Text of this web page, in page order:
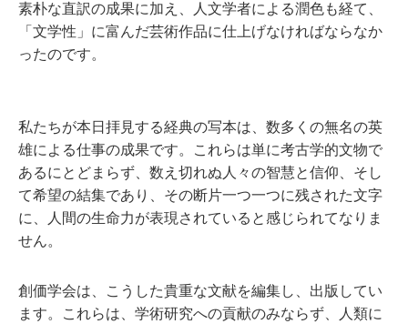
素朴な直訳の成果に加え、人文学者による潤色も経て、
「文学性」に富んだ芸術作品に仕上げなければならなか
ったのです。
私たちが本日拝見する経典の写本は、数多くの無名の英
雄による仕事の成果です。これらは単に考古学的文物で
あるにとどまらず、数え切れぬ人々の智慧と信仰、そし
て希望の結集であり、その断片一つ一つに残された文字
に、人間の生命力が表現されていると感じられてなりま
せん。
創価学会は、こうした貴重な文献を編集し、出版してい
ます。これらは、学術研究への貢献のみならず、人類に